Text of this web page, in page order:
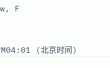
F
(北京时间)